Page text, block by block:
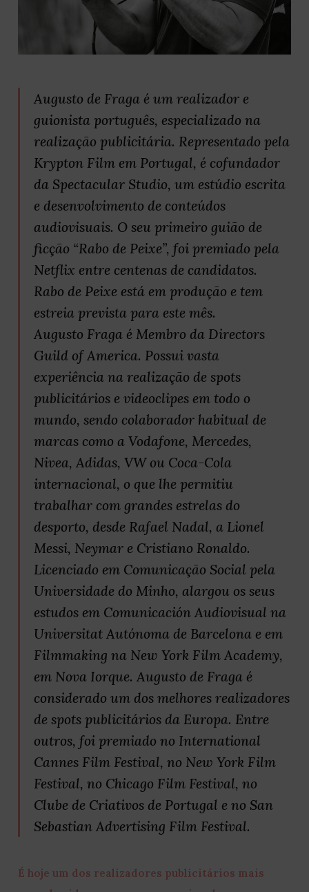
Augusto de Fraga é um realizador e
guionista português, especializado na
realização publicitária. Representado pela
Krypton Film em Portugal, é cofundador
da Spectacular Studio, um estúdio escrita
e desenvolvimento de conteúdos
audiovisuais. O seu primeiro guião de
ficção “Rabo de Peixe”, foi premiado pela
Netflix entre centenas de candidatos.
Rabo de Peixe está em produção e tem
estreia prevista para este mês.
Augusto Fraga é Membro da Directors
Guild of America. Possui vasta
experiência na realização de spots
publicitários e videoclipes em todo o
mundo, sendo colaborador habitual de
marcas como a Vodafone, Mercedes,
Nivea, Adidas, VW ou Coca-Cola
internacional, o que lhe permitiu
trabalhar com grandes estrelas do
desporto, desde Rafael Nadal, a Lionel
Messi, Neymar e Cristiano Ronaldo.
Licenciado em Comunicação Social pela
Universidade do Minho, alargou os seus
estudos em Comunicación Audiovisual na
Universitat Autónoma de Barcelona e em
Filmmaking na New York Film Academy,
em Nova Iorque. Augusto de Fraga é
considerado um dos melhores realizadores
de spots publicitários da Europa. Entre
outros, foi premiado no International
Cannes Film Festival, no New York Film
Festival, no Chicago Film Festival, no
Clube de Criativos de Portugal e no San
Sebastian Advertising Film Festival.
É hoje um dos realizadores publicitários mais